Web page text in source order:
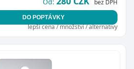
bez DPH
DO POPTÁVKY
lepší cena / množství / alternativy